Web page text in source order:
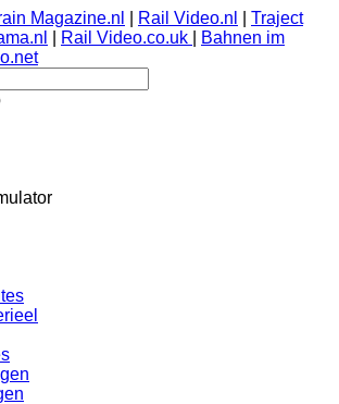
Magazine.nl Rail Video.nl
Traject
Rail Video.co.uk
Bahnen im